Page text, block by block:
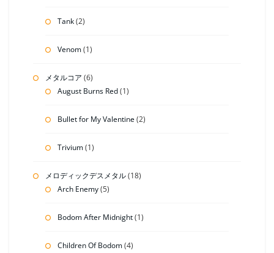
Tank(2)
Venom(1)
メタルコア (6)
August Burns Red(1)
Bullet for My Valentine(2)
Trivium(1)
メロディックデスメタル(18)
Arch Enemy(5)
Bodom After Midnight(1)
Children Of Bodom(4)